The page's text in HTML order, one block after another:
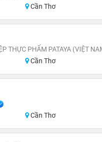
Cần Thơ
THỰC PHẨM PATAYA (VIỆT
Cần Thơ
Cần Thơ